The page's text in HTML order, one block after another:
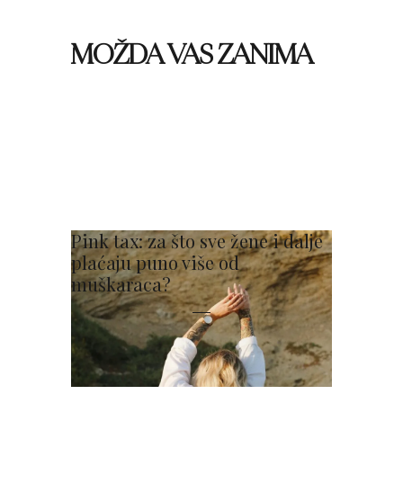
MOŽDA VAS ZANIMA
Pink tax: za što sve žene i dalje
plaćaju puno više od
muškaraca?